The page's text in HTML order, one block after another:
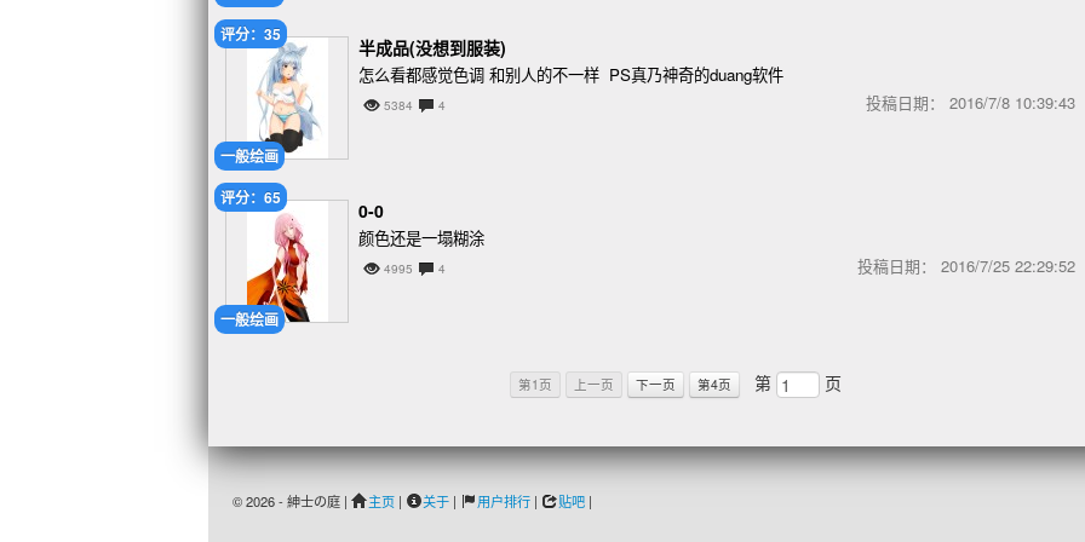
一般绘画
评分：35
半成品(没想到服装)
怎么看都感觉色调 和别人的不一样 PS真乃神奇的duang软件
5384 4 投稿日期： 2016/7/8
一般绘画
评分：65
0-0
颜色还是一塌糊涂
4995 4 投稿日期： 2016/7/25
第1页 上一页 下一页 第4页 第 页
© 2026 - 紳士の庭 | 主页 | 关于 | 用户排行 | 贴吧 |